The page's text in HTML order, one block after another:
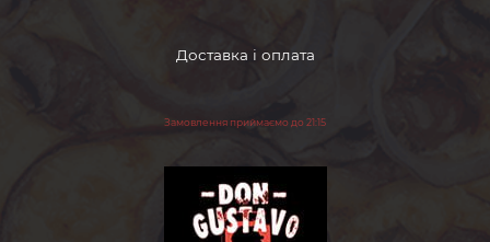
Доставка і оплата